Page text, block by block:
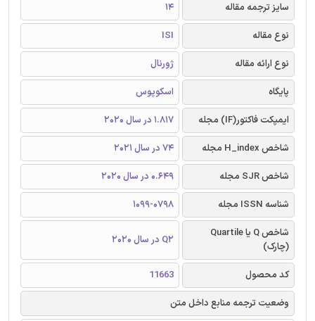
سایز ترجمه مقاله
14
نوع مقاله
ISI
نوع ارائه مقاله
ژورنال
پایگاه
اسکوپوس
ایمپکت فاکتور(IF) مجله
1.817 در سال 2020
شاخص H_index مجله
74 در سال 2021
شاخص SJR مجله
0.649 در سال 2020
شناسه ISSN مجله
1099-0798
شاخص Q یا Quartile
(چارک)
Q2 در سال 2020
کد محصول
11663
وضعیت ترجمه منابع داخل متن